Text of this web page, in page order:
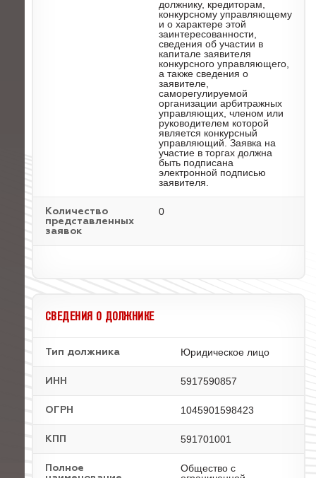
должнику, кредиторам,
конкурсному управляющему
и о характере этой
заинтересованности,
сведения об участии в
капитале заявителя
конкурсного управляющего,
а также сведения о
заявителе,
саморегулируемой
организации арбитражных
управляющих, членом или
руководителем которой
является конкурсный
управляющий. Заявка на
участие в торгах должна
быть подписана
электронной подписью
заявителя.
Количество
представленных
заявок
0
СВЕДЕНИЯ О ДОЛЖНИКЕ
Тип должника Юридическое лицо
ИНН 5917590857
ОГРН 1045901598423
КПП 591701001
Полное
Общество с